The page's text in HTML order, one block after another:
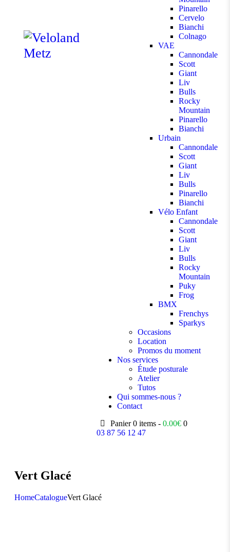
Pinarello
Cervelo
Bianchi
Colnago
VAE
Cannondale
Scott
Giant
Liv
Bulls
Rocky
Mountain
Pinarello
Bianchi
Urbain
Cannondale
Scott
Giant
Liv
Bulls
Pinarello
Bianchi
Vélo Enfant
Cannondale
Scott
Giant
Liv
Bulls
Rocky
Mountain
Puky
Frog
BMX
Frenchys
Sparkys
Occasions
Location
Promos du moment
Nos services
Étude posturale
Atelier
Tutos
Qui sommes-nous ?
Contact
Panier 0 items - 0.00€ 0
03 87 56 12 47
Vert Glacé
HomeCatalogueVert Glacé